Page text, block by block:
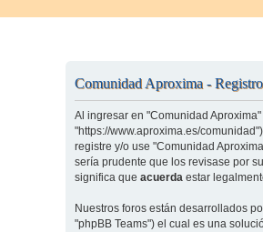
Comunidad Aproxima - Registro
Al ingresar en "Comunidad
"https://www.aproxima.es/
registre y/o use "Comunidad
sería prudente que los revisase por
significa que acuerdaestar
Nuestros foros están desarrollados
"phpBB Teams") el cual es una